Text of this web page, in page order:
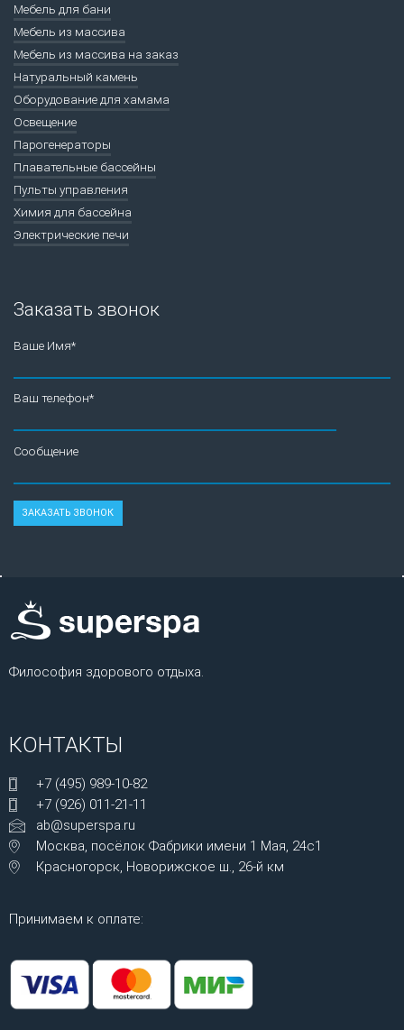
Мебель для бани
Мебель из массива
Мебель из массива на заказ
Натуральный камень
Оборудование для хамама
Освещение
Парогенераторы
Плавательные бассейны
Пульты управления
Химия для бассейна
Электрические печи
Заказать звонок
Ваше Имя*
Ваш телефон*
Сообщение
Философия здорового отдыха.
КОНТАКТЫ
+7 (495) 989-10-82
+7 (926) 011-21-11
ab@superspa.ru
Москва, посёлок Фабрики имени 1 Мая, 24с1
Красногорск, Новорижское ш., 26-й км
Принимаем к оплате: